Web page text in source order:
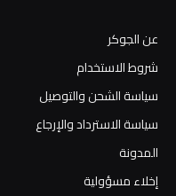
عن الجوكر
شروط الاستخدام
سياسة الشحن والتوصيل
سياسة الاسترداد والإرجاع
المدونة
إخلاء مسؤولية